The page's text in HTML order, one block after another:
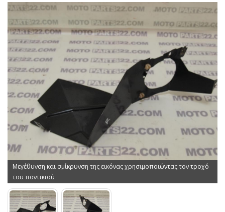
Μεγέθυνση και σμίκρυνση της εικόνας χρησιμοποιώντας τον τροχό
του ποντικιού